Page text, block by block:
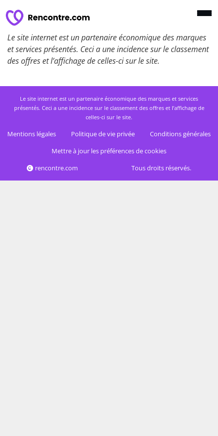
Le site internet est un partenaire économique des marques
et services présentés. Ceci a une incidence sur le classement
des offres et l’affichage de celles-ci sur le site.
Le site internet est un partenaire économique des marques et services
présentés. Ceci a une incidence sur le classement des offres et l’affichage de
celles-ci sur le site.
Mentions légales Politique de vie privée
Conditions générales
Mettre à jour les préférences de cookies
rencontre.com
Tous droits réservés.